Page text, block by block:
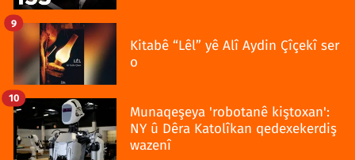
Kitabê “Lêl” yê Alî Aydin Çîçekî ser
o
9
Munaqeşeya 'robotanê kiştoxan':
NY û Dêra Katolîkan qedexekerdiş
wazenî
10